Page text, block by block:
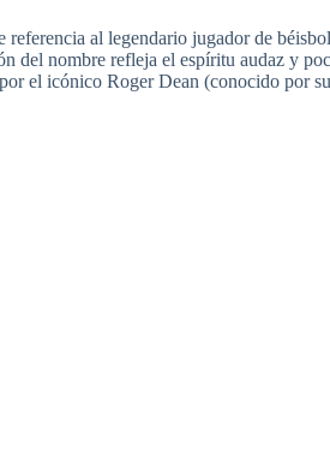
al legendario jugador de
del nombre refleja el espíritu audaz y
el icónico Roger Dean (conocido por